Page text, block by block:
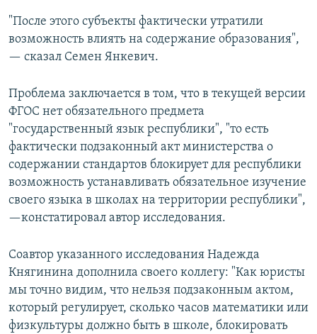
"После этого субъекты фактически утратили
возможность влиять на содержание образования",
— сказал Семен Янкевич.
Проблема заключается в том, что в текущей версии
ФГОС нет обязательного предмета
"государственный язык республики", "то есть
фактически подзаконный акт министерства о
содержании стандартов блокирует для республики
возможность устанавливать обязательное изучение
своего языка в школах на территории республики",
—констатировал автор исследования.
Соавтор указанного исследования Надежда
Княгинина дополнила своего коллегу: "Как юристы
мы точно видим, что нельзя подзаконным актом,
который регулирует, сколько часов математики или
физкультуры должно быть в школе, блокировать